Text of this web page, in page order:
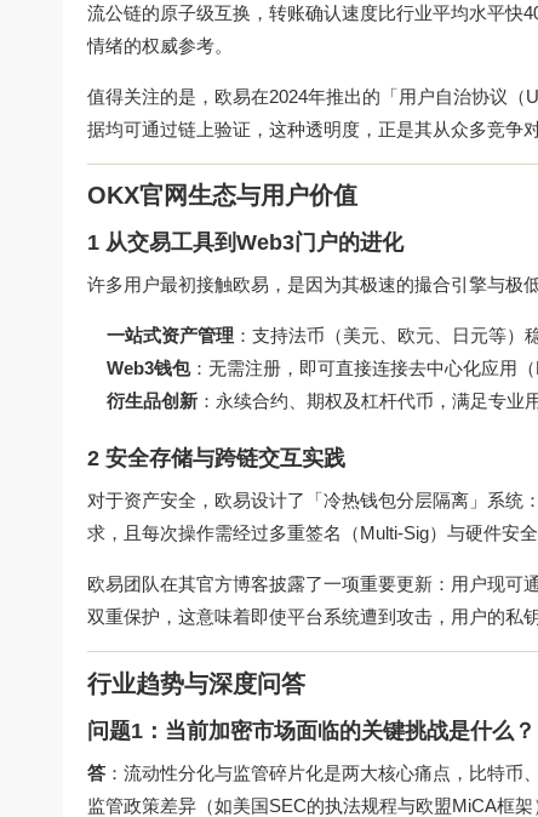
流公链的原子级互换，转账确认速度比行业平均水平快
情绪的权威参考。
值得关注的是，欧易在2024年推出的「用户自治协议
据均可通过链上验证，这种透明度，正是其从众多竞争
OKX官网生态与用户价值
1 从交易工具到Web3门户的进化
许多用户最初接触欧易，是因为其极速的撮合引擎与极
一站式资产管理 ：支持法币（美元、欧元、日元等）
Web3钱包：无需注册，即可直接连接去中心化应用
衍生品创新 ：永续合约、期权及杠杆代币，满足专业
2 安全存储与跨链交互实践
对于资产安全，欧易设计了「冷热钱包分层隔离」系统
求，且每次操作需经过多重签名（Multi-Sig）与硬件安
欧易团队在其官方博客披露了一项重要更新：用户现可
双重保护，这意味着即使平台系统遭到攻击，用户的
行业趋势与深度问答
问题1：当前加密市场面临的关键挑战是什么？
答 ：流动性分化与监管碎片化是两大核心痛点，比特
监管政策差异（如美国SEC的执法规程与欧盟MiCA框架